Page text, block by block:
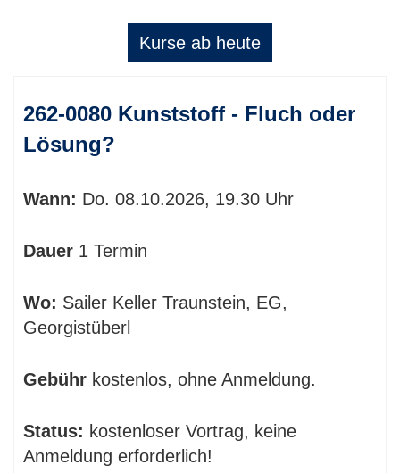
Kurse ab heute
Tabellenüberschriften
können
262-0080 Kunststoff - Fluch oder
Lösung?
Wann: Do. 08.10.2026, 19.30 Uhr
Dauer 1 Termin
Wo: Sailer Keller Traunstein, EG,
Georgistüberl
Gebühr kostenlos, ohne Anmeldung.
Status: kostenloser Vortrag, keine
Anmeldung erforderlich!